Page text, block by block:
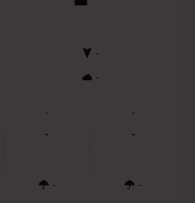
-
-
-
-
-
-
-
-